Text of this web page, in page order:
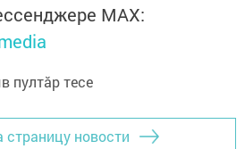
MАХ:
страницу новости